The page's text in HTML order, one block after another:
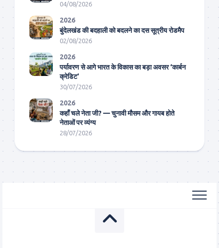
04/08/2026
2026
बुंदेलखंड की बदहाली को बदलने का दस सूत्रीय रोडमैप
02/08/2026
2026
पर्यावरण से आगे भारत के विकास का बड़ा अवसर ‘कार्बन
क्रेडिट’
30/07/2026
2026
कहाँ चले नेता जी? — चुनावी मौसम और गायब होते
नेताओं पर व्यंग्य
28/07/2026